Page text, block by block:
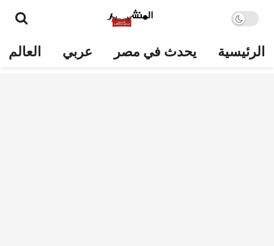
الرئيسية يحدث في مصر عربي العالم